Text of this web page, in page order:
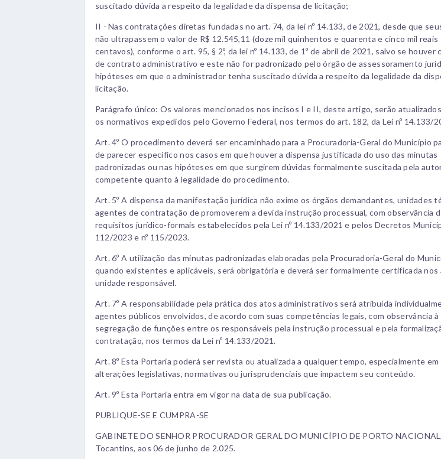
suscitado dúvida a respeito da legalidade da dispensa de licitação;
II - Nas contratações diretas fundadas no art. 74, da lei nº 14.133, de 2021, desde que
não ultrapassem o valor de R$ 12.545,11 (doze mil quinhentos e quarenta e cinco mil reais
centavos), conforme o art. 95, § 2º, da lei nº 14.133, de 1º de abril de 2021, salvo se houver
de contrato administrativo e este não for padronizado pelo órgão de assessoramento
hipóteses em que o administrador tenha suscitado dúvida a respeito da legalidade da
licitação.
Parágrafo único: Os valores mencionados nos incisos I e II, deste artigo, serão
os normativos expedidos pelo Governo Federal, nos termos do art. 182, da Lei nº 14.133/
Art. 4º O procedimento deverá ser encaminhado para a Procuradoria-Geral do Município
de parecer específico nos casos em que houver a dispensa justificada do uso das minutas
padronizadas ou nas hipóteses em que surgirem dúvidas formalmente suscitada pela
competente quanto à legalidade do procedimento.
Art. 5º A dispensa da manifestação jurídica não exime os órgãos demandantes, unidades
agentes de contratação de promoverem a devida instrução processual, com observância
requisitos jurídico-formais estabelecidos pela Lei nº 14.133/2021 e pelos Decretos
112/2023 e nº 115/2023.
Art. 6º A utilização das minutas padronizadas elaboradas pela Procuradoria-Geral do
quando existentes e aplicáveis, será obrigatória e deverá ser formalmente certificada nos
unidade responsável.
Art. 7º A responsabilidade pela prática dos atos administrativos será atribuída
agentes públicos envolvidos, de acordo com suas competências legais, com observância à
segregação de funções entre os responsáveis pela instrução processual e pela
contratação, nos termos da Lei nº 14.133/2021.
Art. 8º Esta Portaria poderá ser revista ou atualizada a qualquer tempo, especialmente em
alterações legislativas, normativas ou jurisprudenciais que impactem seu conteúdo.
Art. 9º Esta Portaria entra em vigor na data de sua publicação.
PUBLIQUE-SE E CUMPRA-SE
GABINETE DO SENHOR PROCURADOR GERAL DO MUNICÍPIO DE PORTO
Tocantins, aos 06 de junho de 2.025.